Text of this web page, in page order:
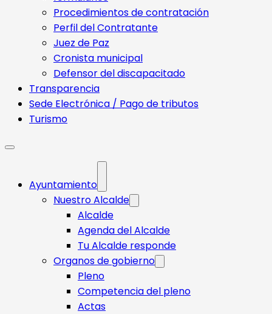
Procedimientos de contratación
Perfil del Contratante
Juez de Paz
Cronista municipal
Defensor del discapacitado
Transparencia
Sede Electrónica / Pago de tributos
Turismo
Ayuntamiento
Nuestro Alcalde
Alcalde
Agenda del Alcalde
Tu Alcalde responde​
Organos de gobierno
Pleno
Competencia del pleno
Actas